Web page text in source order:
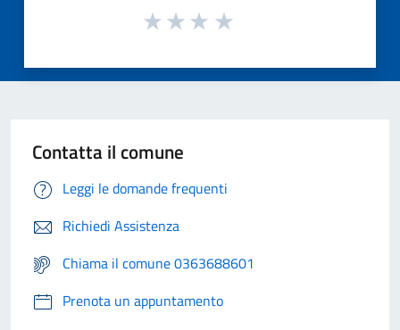
Contatta il comune
Leggi le domande frequenti
Richiedi Assistenza
Chiama il comune 0363688601
Prenota un appuntamento